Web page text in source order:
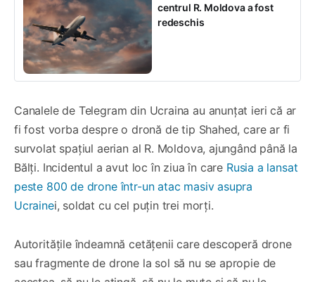
centrul R. Moldova a fost
redeschis
Canalele de Telegram din Ucraina au anunțat ieri că ar
fi fost vorba despre o dronă de tip Shahed, care ar fi
survolat spațiul aerian al R. Moldova, ajungând până la
Bălți. Incidentul a avut loc în ziua în care Rusia a lansat
peste 800 de drone într-un atac masiv asupra
Ucrainei, soldat cu cel puțin trei morți.
Autoritățile îndeamnă cetățenii care descoperă drone
sau fragmente de drone la sol să nu se apropie de